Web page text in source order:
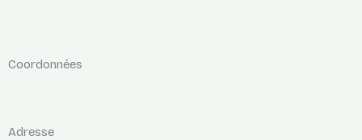
Coordonnées
Adresse